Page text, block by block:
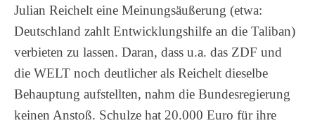
Julian Reichelt eine Meinungsäußerung (etwa:
Deutschland zahlt Entwicklungshilfe an die Taliban)
verbieten zu lassen. Daran, dass u.a. das ZDF und
die WELT noch deutlicher als Reichelt dieselbe
Behauptung aufstellten, nahm die Bundesregierung
keinen Anstoß. Schulze hat 20.000 Euro für ihre